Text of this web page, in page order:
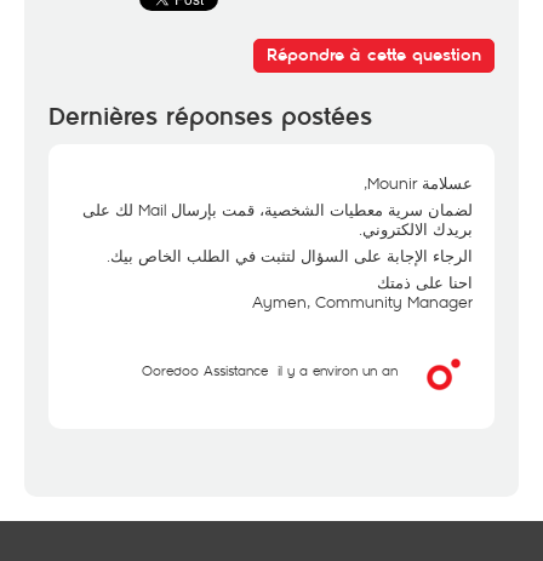
Répondre à cette question
Dernières réponses postées
عسلامة Mounir,
لضمان سرية معطيات الشخصية، قمت بإرسال Mail لك على
بريدك الالكتروني.
الرجاء الإجابة على السؤال لتثبت في الطلب الخاص بيك.
احنا على ذمتك
Aymen, Community Manager
Ooredoo Assistance il y a environ un an